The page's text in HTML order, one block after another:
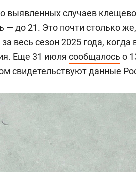
выявленных случаев
— до 21. Это почти столько
весь сезон 2025 года,
Еще 31 июля сообщалось о
свидетельствуютданные